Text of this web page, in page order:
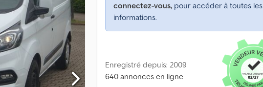
connectez-vous, pour accéder à toutes les
informations.
Enregistré depuis: 2009
640 annonces en ligne